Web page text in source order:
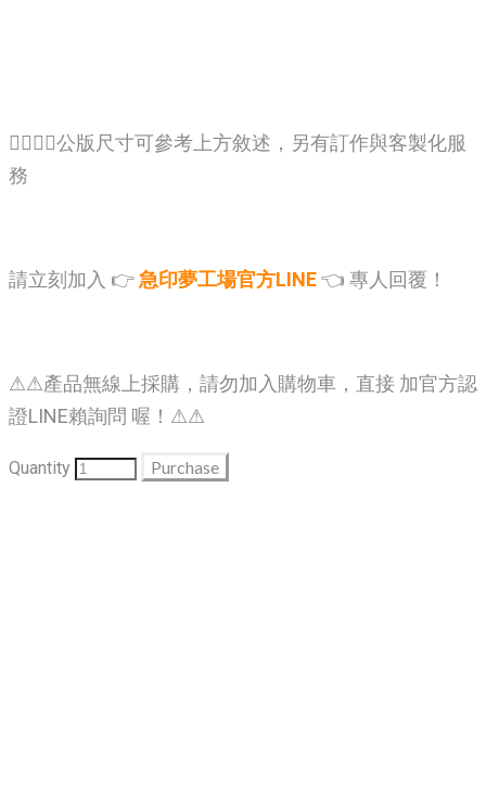
🙋‍♂️🙋‍♂️公版尺寸可參考上方敘述，另有訂作與客製化服
務
請立刻加入 👉急印夢工場官方LINE👈 專人回覆！
⚠⚠產品無線上採購，請勿加入購物車，直接 加官方認
證LINE賴詢問 喔！⚠⚠
Quantity Purchase